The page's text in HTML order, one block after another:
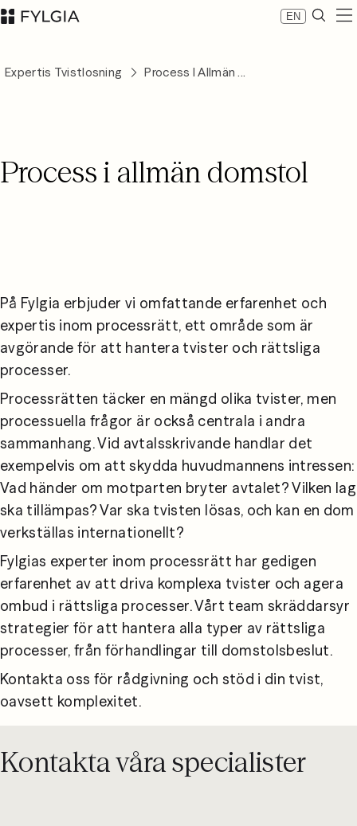
EN
Medarbetare
08 442 53 00
Hållbarhet
Kontakta oss
Expertis Tvistlosning Process I Allmän ...
Process i allmän domstol
På Fylgia erbjuder vi omfattande erfarenhet och
expertis inom processrätt, ett område som är
avgörande för att hantera tvister och rättsliga
processer.
Processrätten täcker en mängd olika tvister, men
processuella frågor är också centrala i andra
sammanhang. Vid avtalsskrivande handlar det
exempelvis om att skydda huvudmannens intressen:
Vad händer om motparten bryter avtalet? Vilken lag
ska tillämpas? Var ska tvisten lösas, och kan en dom
verkställas internationellt?
Fylgias experter inom processrätt har gedigen
erfarenhet av att driva komplexa tvister och agera
ombud i rättsliga processer. Vårt team skräddarsyr
strategier för att hantera alla typer av rättsliga
processer, från förhandlingar till domstolsbeslut.
Kontakta oss för rådgivning och stöd i din tvist,
oavsett komplexitet.
Kontakta våra specialister